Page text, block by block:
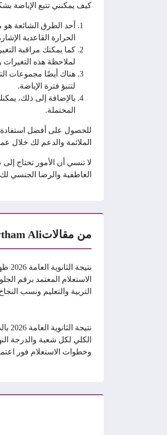
كيف يمكنني تتبع الإباضة
أحد الطرق الشائعة
الحرارة القاعدية
كما يمكنك مراقبة
لملاحظة هذه التغيرات
هناك أيضًا مجموعات
لتنبؤ فترة الإباضة.
بالإضافة إلى ذلك،
المحتملة.
للحصول على أفضل
الملائمة والدعم لك خلال
لا تنسي أن الأمور تحتاج
العاطفية والرضا الجنسي
من مقالاتAli
الاستعلام المعتمد برقم
التربية والتعليم ونسب
الكلي لكل شعبة والدرجة
وخطوات الاستعلام فور